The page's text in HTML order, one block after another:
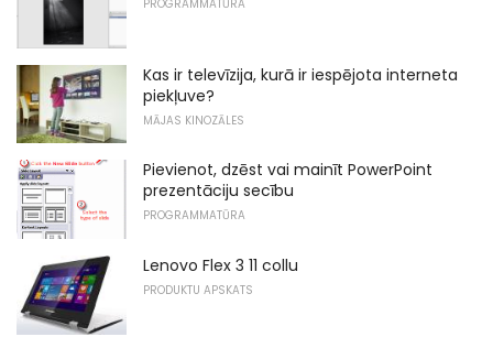
PROGRAMMATŪRA
Kas ir televīzija, kurā ir iespējota interneta
piekļuve?
MĀJAS KINOZĀLES
Pievienot, dzēst vai mainīt PowerPoint
prezentāciju secību
PROGRAMMATŪRA
Lenovo Flex 3 11 collu
PRODUKTU APSKATS